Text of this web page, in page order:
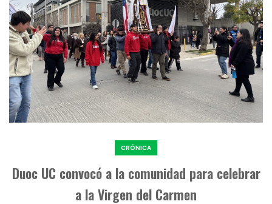
CRÓNICA
Duoc UC convocó a la comunidad para celebrar
a la Virgen del Carmen